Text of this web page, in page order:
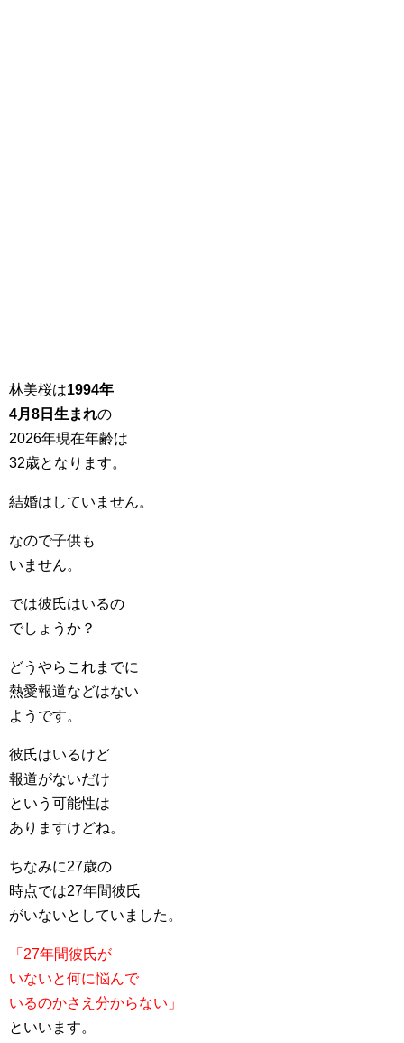
林美桜は1994年
4月8日生まれの
2026年現在年齢は
32歳となります。
結婚はしていません。
なので子供も
いません。
では彼氏はいるの
でしょうか？
どうやらこれまでに
熱愛報道などはない
ようです。
彼氏はいるけど
報道がないだけ
という可能性は
ありますけどね。
ちなみに27歳の
時点では27年間彼氏
がいないとしていました。
「27年間彼氏が
いないと何に悩んで
いるのかさえ分からない」
といいます。